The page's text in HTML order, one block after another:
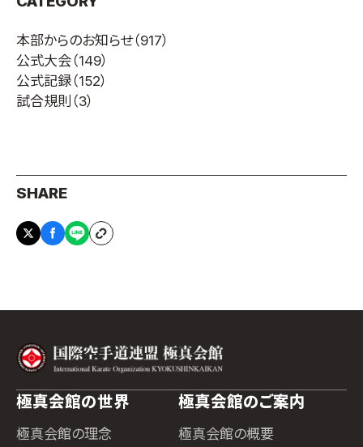
本部からのお知らせ（917）
公式大会（149）
公式記録（152）
試合規則 （3）
SHARE
極真会館の世界
極真会館の理念
極真会館のご案内
極真会館の概要